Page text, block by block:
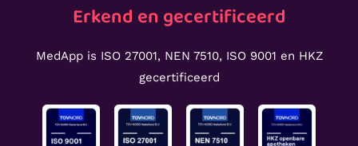
Erkend en gecertificeerd
MedApp is ISO 27001, NEN 7510, ISO 9001 en HKZ
gecertificeerd